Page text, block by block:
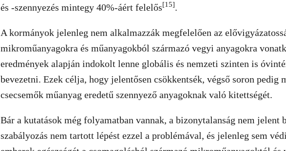
és -szennyezés mintegy 40%-áért felelős[15].
A kormányok jelenleg nem alkalmazzák megfelelően az
mikroműanyagokra és műanyagokból származó vegyi anyagokra
eredmények alapján indokolt lenne globális és nemzeti szinten is
bevezetni. Ezek célja, hogy jelentősen csökkentsék, végső soron pedig
csecsemők műanyag eredetű szennyező anyagoknak való kitettségét.
Bár a kutatások még folyamatban vannak, a bizonytalanság nem jelent
szabályozás nem tartott lépést ezzel a problémával, és jelenleg sem